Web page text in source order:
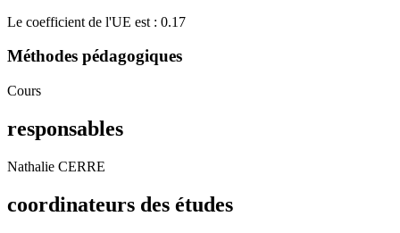
Le coefficient de l'UE est : 0.17
Méthodes pédagogiques
Cours
responsables
Nathalie CERRE
coordinateurs des études